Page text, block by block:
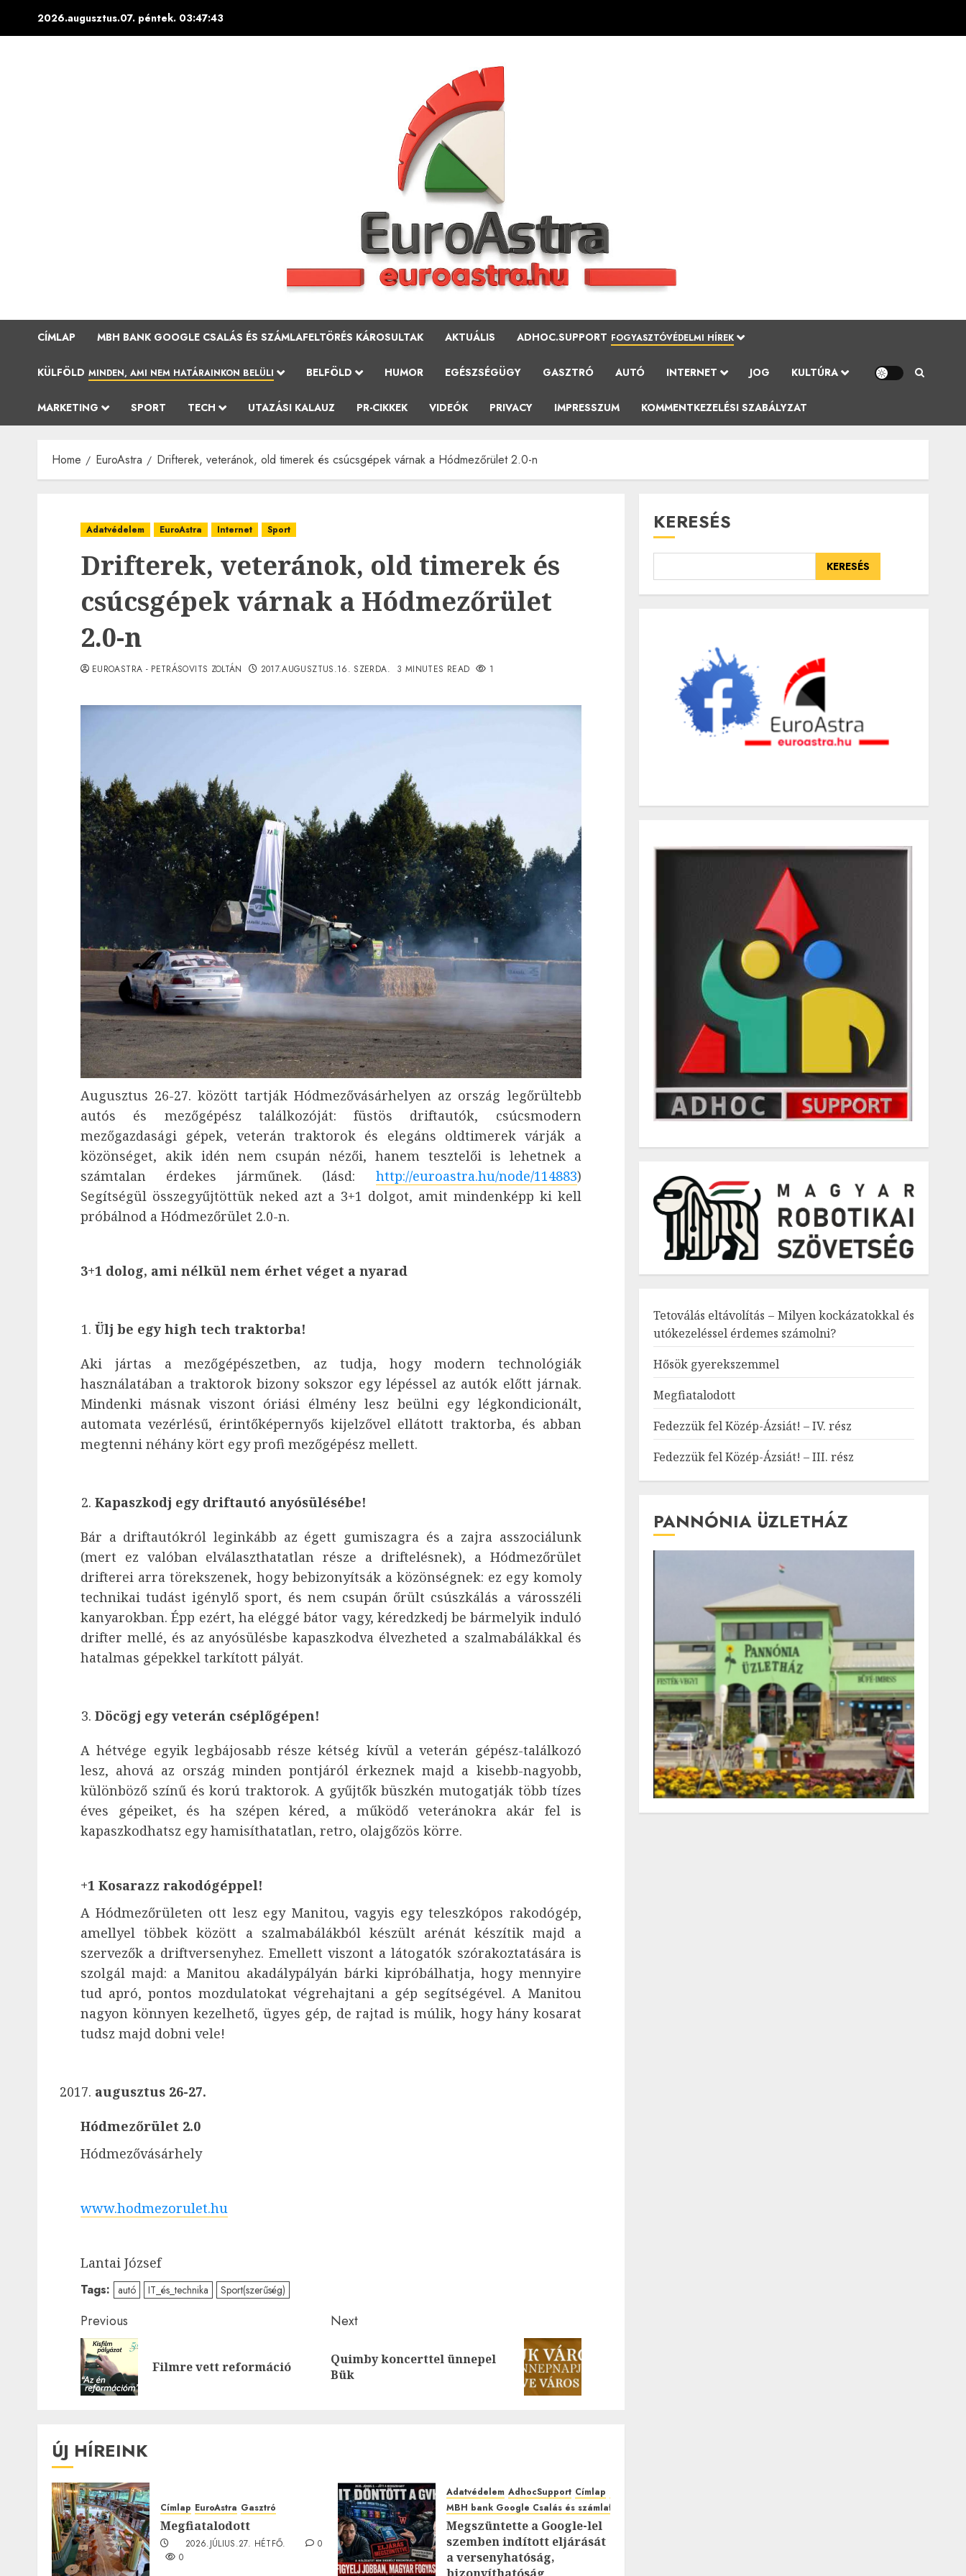
2026.augusztus.07. péntek. 03:47:44
CÍMLAP MBH BANK GOOGLE CSALÁS ÉS SZÁMLAFELTÖRÉS KÁROSULTAK AKTUÁLIS ADHOC.SUPPORT FOGYASZTÓVÉDELMI HÍREK
KÜLFÖLD MINDEN, AMI NEM HATÁRAINKON BELÜLI BELFÖLD HUMOR EGÉSZSÉGÜGY GASZTRÓ AUTÓ INTERNET JOG KULTÚRA
MARKETING SPORT TECH UTAZÁSI KALAUZ PR-CIKKEK VIDEÓK PRIVACY IMPRESSZUM KOMMENTKEZELÉSI SZABÁLYZAT
Home EuroAstra Drifterek, veteránok, old timerek és csúcsgépek várnak a Hódmezőrület 2.0-n
Adatvédelem EuroAstra Internet Sport
Drifterek, veteránok, old timerek és
csúcsgépek várnak a Hódmezőrület
2.0-n
EUROASTRA - PETRÁSOVITS ZOLTÁN 2017.AUGUSZTUS.16. SZERDA. 3 MINUTES READ 1
Augusztus 26-27. között tartják Hódmezővásárhelyen az ország legőrültebb
autós és mezőgépész találkozóját: füstös driftautók, csúcsmodern
mezőgazdasági gépek, veterán traktorok és elegáns oldtimerek várják a
közönséget, akik idén nem csupán nézői, hanem tesztelői is lehetnek a
számtalan érdekes járműnek. (lásd: http://euroastra.hu/node/114883)
Segítségül összegyűjtöttük neked azt a 3+1 dolgot, amit mindenképp ki kell
próbálnod a Hódmezőrület 2.0-n.
3+1 dolog, ami nélkül nem érhet véget a nyarad
Ülj be egy high tech traktorba!
Aki jártas a mezőgépészetben, az tudja, hogy modern technológiák
használatában a traktorok bizony sokszor egy lépéssel az autók előtt járnak.
Mindenki másnak viszont óriási élmény lesz beülni egy légkondicionált,
automata vezérlésű, érintőképernyős kijelzővel ellátott traktorba, és abban
megtenni néhány kört egy profi mezőgépész mellett.
Kapaszkodj egy driftautó anyósülésébe!
Bár a driftautókról leginkább az égett gumiszagra és a zajra asszociálunk
(mert ez valóban elválaszthatatlan része a driftelésnek), a Hódmezőrület
drifterei arra törekszenek, hogy bebizonyítsák a közönségnek: ez egy komoly
technikai tudást igénylő sport, és nem csupán őrült csúszkálás a városszéli
kanyarokban. Épp ezért, ha eléggé bátor vagy, kéredzkedj be bármelyik induló
drifter mellé, és az anyósülésbe kapaszkodva élvezheted a szalmabálákkal és
hatalmas gépekkel tarkított pályát.
Döcögj egy veterán cséplőgépen!
A hétvége egyik legbájosabb része kétség kívül a veterán gépész-találkozó
lesz, ahová az ország minden pontjáról érkeznek majd a kisebb-nagyobb,
különböző színű és korú traktorok. A gyűjtők büszkén mutogatják több tízes
éves gépeiket, és ha szépen kéred, a működő veteránokra akár fel is
kapaszkodhatsz egy hamisíthatatlan, retro, olajgőzös körre.
+1 Kosarazz rakodógéppel!
A Hódmezőrületen ott lesz egy Manitou, vagyis egy teleszkópos rakodógép,
amellyel többek között a szalmabálákból készült arénát készítik majd a
szervezők a driftversenyhez. Emellett viszont a látogatók szórakoztatására is
szolgál majd: a Manitou akadálypályán bárki kipróbálhatja, hogy mennyire
tud apró, pontos mozdulatokat végrehajtani a gép segítségével. A Manitou
nagyon könnyen kezelhető, ügyes gép, de rajtad is múlik, hogy hány kosarat
tudsz majd dobni vele!
augusztus 26-27.
Hódmezőrület 2.0
Hódmezővásárhely
www.hodmezorulet.hu
Lantai József
Tags: autó IT_és_technika Sport(szerűség)
Post
navigation
Previous
Previous
post:
Filmre vett reformáció
Next
Next
post:
Quimby koncerttel ünnepel
Bük
ÚJ HÍREINK
Címlap EuroAstra Gasztró
Megfiatalodott
2026.JÚLIUS.27. HÉTFŐ.
0
0
Adatvédelem AdhocSupport Címlap
MBH bank Google Csalás és számlafeltörés károsultak
Megszüntette a Google-lel
szemben indított eljárását
a versenyhatóság,
bizonyíthatóság
KERESÉS
KERESÉS
Tetoválás eltávolítás – Milyen kockázatokkal és
utókezeléssel érdemes számolni?
Hősök gyerekszemmel
Megfiatalodott
Fedezzük fel Közép-Ázsiát! – IV. rész
Fedezzük fel Közép-Ázsiát! – III. rész
PANNÓNIA ÜZLETHÁZ